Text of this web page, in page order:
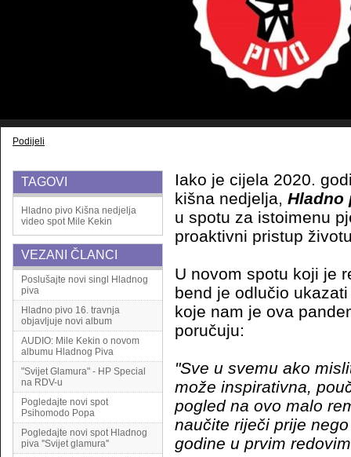
Podijeli
TAGOVI
Hladno pivo Kišna nedjelja
video spot Mile Kekin
VEZANI ČLANCI
Poslušajte novi singl Hladnog
piva
Hladno pivo 16. travnja
objavljuje novi album
AUDIO: Mile Kekin o novom
albumu Hladnog Piva
"Svijet Glamura" - HP Special
na RDV-u
Pogledajte novi spot
Psihomodo Popa
Pogledajte novi spot Hladnog
piva ''Svijet glamura''
Iako je cijela 2020.
kišna nedjelja, Hladno
u spotu za istoimenu
proaktivni pristup
U novom spotu koji je
bend je odlučio
koje nam je ova
poručuju:
"Sve u svemu ako
može inspirativna,
pogled na ovo malo
naučite riječi prije
godine u prvim